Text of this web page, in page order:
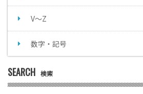
V～Z
数字・記号
SEARCH 検索